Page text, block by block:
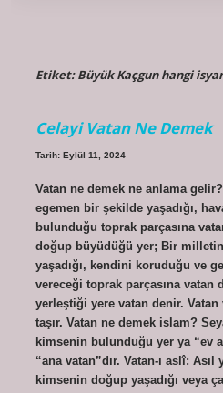
Etiket:Büyük Kaçgun hangi
Celayi Vatan Ne Demek
Tarih: Eylül 11, 2024
Vatan ne demek ne anlama
egemen bir şekilde yaşadığı,
bulunduğu toprak parçasına
doğup büyüdüğü yer; Bir
yaşadığı, kendini koruduğu ve
vereceği toprak parçasına vatan
yerleştiği yere vatan denir. Vatan
taşır. Vatan ne demek islam?
kimsenin bulunduğu yer ya “ev
“ana vatan”dır. Vatan-ı aslî:
kimsenin doğup yaşadığı veya